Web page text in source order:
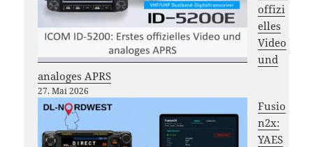
offizi
elles
Video
und
analoges APRS
27. Mai 2026
Fusio
n2x:
YAES